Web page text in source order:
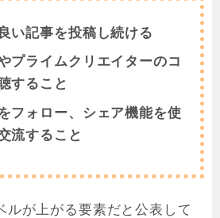
い記事を投稿し続ける
プライムクリエイターのコ
すること
フォロー、シェア機能を使
流すること
ルが上がる要素だと公表して